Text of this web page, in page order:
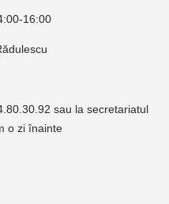
16:00
sau la secretariatul
o zi înainte